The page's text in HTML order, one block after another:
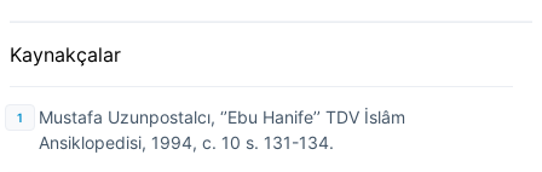
Kaynakçalar
Mustafa Uzunpostalcı, ‘’Ebu Hanife’’ TDV İslâm
Ansiklopedisi, 1994, c. 10 s. 131-134.